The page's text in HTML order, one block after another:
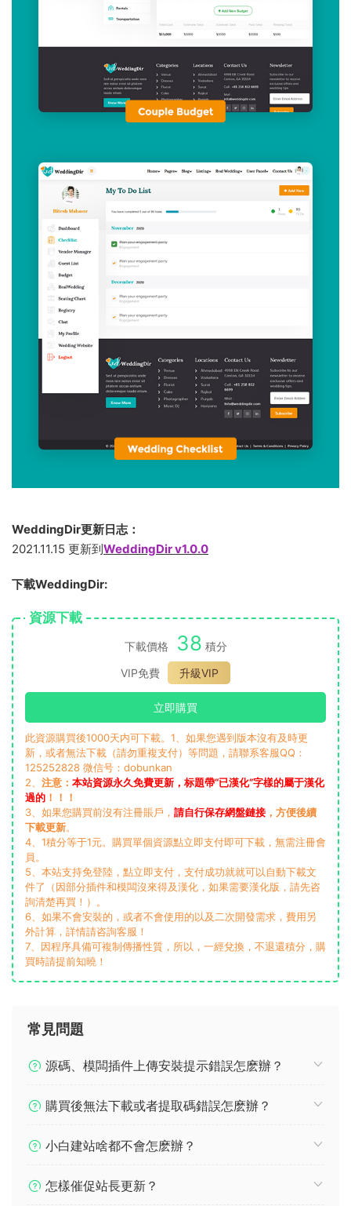
WeddingDir更新日志：
2021.11.15 更新到 WeddingDir v1.0.0
下載WeddingDir:
資源下載
下載價格 38 積分
VIP免費
升級VIP
立即購買
此資源購買後1000天内可下載。1、如果您遇到版本沒有及時更
新，或者無法下載（請勿重複支付）等問題，請聯系客服QQ：
125252828 微信号：dobunkan
2、 注意： 本站資源永久免費更新，标題帶“已漢化”字樣的屬于漢化
過的 ！！！
3、如果您購買前沒有注冊賬戶， 請自行保存網盤鏈接 ，方便後續
下載更新。
4、1積分等于1元。購買單個資源點立即支付即可下載，無需注冊會
員。
5、本站支持免登陸，點立即支付，支付成功就就可以自動下載文
件了（因部分插件和模闆沒來得及漢化，如果需要漢化版，請先咨
詢清楚再買！）。
6、如果不會安裝的，或者不會使用的以及二次開發需求，費用另
外計算，詳情請咨詢客服！
7、因程序具備可複制傳播性質，所以，一經兌換，不退還積分，購
買時請提前知曉！
常見問題
源碼、模闆插件上傳安裝提示錯誤怎麽辦？
購買後無法下載或者提取碼錯誤怎麽辦？
小白建站啥都不會怎麽辦？
怎樣催促站長更新？